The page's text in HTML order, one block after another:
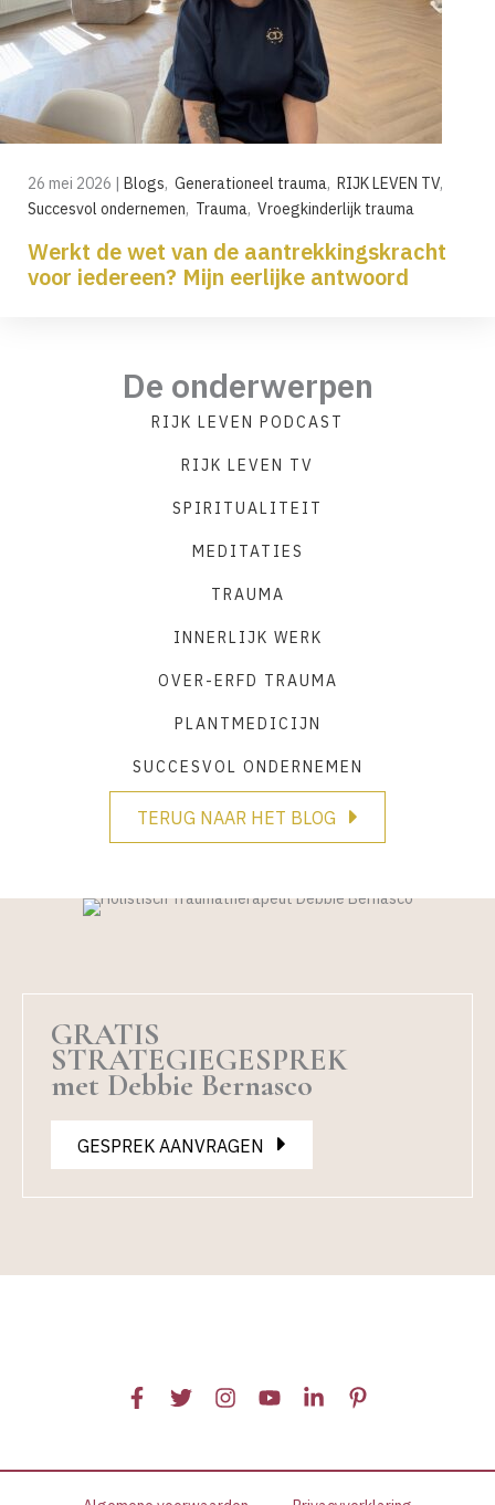
26 mei 2026 | Blogs, Generationeel trauma, RIJK LEVEN TV,
Succesvol ondernemen, Trauma, Vroegkinderlijk trauma
Werkt de wet van de aantrekkingskracht
voor iedereen? Mijn eerlijke antwoord
De onderwerpen
RIJK LEVEN PODCAST
RIJK LEVEN TV
SPIRITUALITEIT
MEDITATIES
TRAUMA
INNERLIJK WERK
OVER-ERFD TRAUMA
PLANTMEDICIJN
SUCCESVOL ONDERNEMEN
TERUG NAAR HET BLOG
GRATIS
STRATEGIEGESPREK
met Debbie Bernasco
GESPREK AANVRAGEN